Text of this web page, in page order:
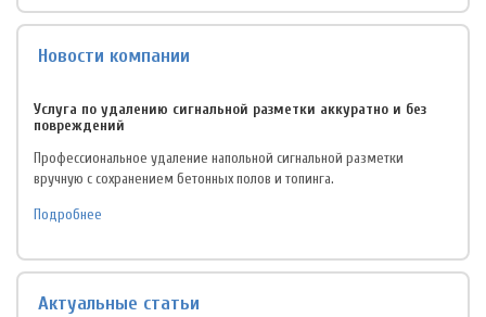
Новости компании
Услуга по удалению сигнальной разметки аккуратно и без
повреждений
Профессиональное удаление напольной сигнальной разметки
вручную с сохранением бетонных полов и топинга.
Подробнее
Актуальные статьи